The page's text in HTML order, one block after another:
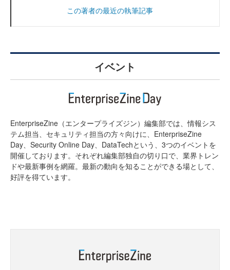
この著者の最近の執筆記事
イベント
EnterpriseZine（エンタープライズジン）編集部では、情報シス
テム担当、セキュリティ担当の方々向けに、EnterpriseZine
Day、Security Online Day、DataTechという、3つのイベントを
開催しております。それぞれ編集部独自の切り口で、業界トレン
ドや最新事例を網羅。最新の動向を知ることができる場として、
好評を得ています。